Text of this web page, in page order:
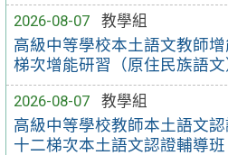
2026-08-07
教學組
高級中等學校本土語文教師
梯次增能研習（原住民族語文
2026-08-07
教學組
高級中等學校教師本土語文
十二梯次本土語文認證輔導班